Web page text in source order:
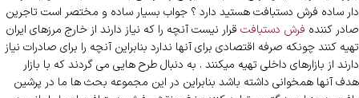
دار ساده فرش دستبافت هستید دارد ؟ جواب بسیار ساده و مختصر است تاجرین
صادر کننده فرش دستبافت قرار نیست آنچه را که نیاز دارند از خارج مرزهای ایران
تهیه کنند چونکه صرفه اقتصادی برای آنها ندارد بنابراین آنچه را برای صادرات نیاز
دارند از بازارهای داخلی تهیه میکنند . به دنبال طرح هایی می گردند که با بازار
هدف آنها همخوانی داشته باشد بنابراین در این مجموعه بحث ها ما در پرشین